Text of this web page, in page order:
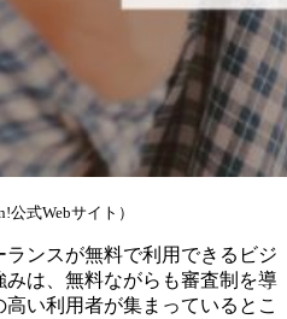
公式Webサイト）
ンスが無料で利用できるビジ
は、無料ながらも審査制を導
い利用者が集まっているとこ